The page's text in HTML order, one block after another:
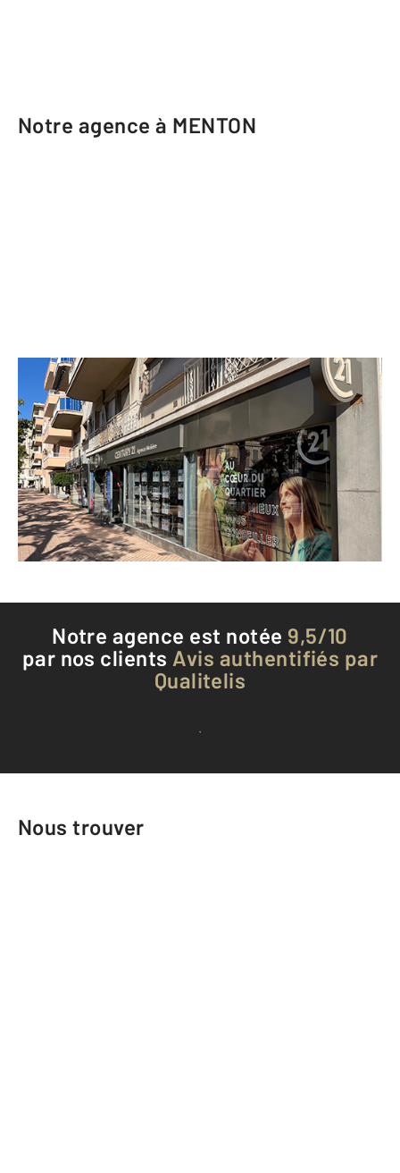
Notre agence à MENTON
CENTURY 21 Agence Molière
14 avenue Carnot
MENTON - 06500
Envoyer un message
Téléphoner à l'agence
Notre agence est notée 9,5/10
par nos clients Avis authentifiés par
Qualitelis
Voir tous les avis clients
Nous trouver